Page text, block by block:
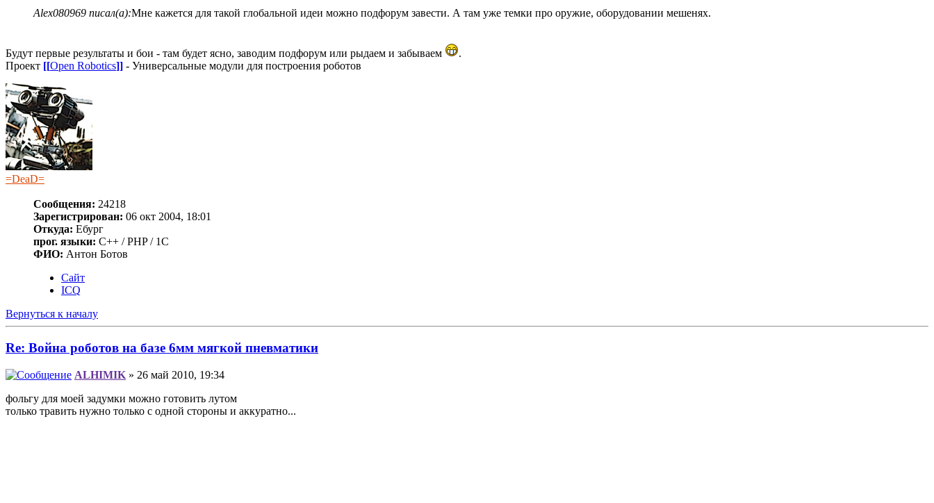
Alex080969 писал(а):Мне кажется для такой глобальной идеи можно подфорум завести. А там уже темки про оружие, оборудовании мешенях.
Будут первые результаты и бои - там будет ясно, заводим подфорум или рыдаем и забываем
.
Проект [[Open Robotics]] - Универсальные модули для построения роботов
=DeaD=
Сообщения: 24218
Зарегистрирован: 06 окт 2004, 18:01
Откуда: Ебург
прог. языки: C++ / PHP / 1C
ФИО: Антон Ботов
Сайт
ICQ
Вернуться к началу
Re: Война роботов на базе 6мм мягкой пневматики
ALHIMIK » 26 май 2010, 19:34
фольгу для моей задумки можно готовить лутом
только травить нужно только с одной стороны и аккуратно...